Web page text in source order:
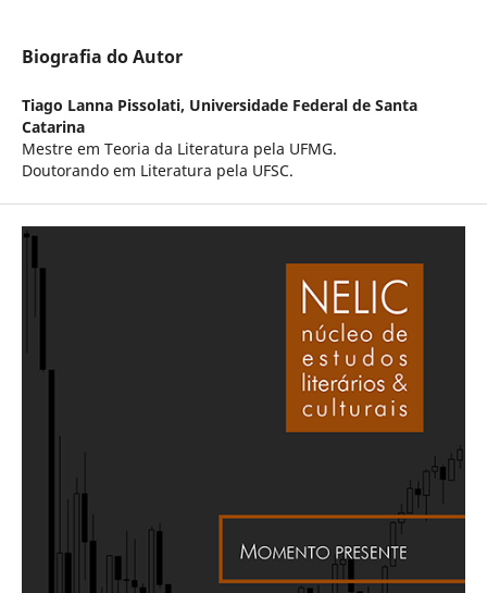
Biografia do Autor
Tiago Lanna Pissolati, Universidade Federal de Santa
Catarina
Mestre em Teoria da Literatura pela UFMG.
Doutorando em Literatura pela UFSC.